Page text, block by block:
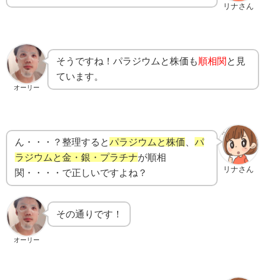
リナさん
オーリー
そうですね！パラジウムと株価も順相関 と見
ています。
リナさん
ん・・・？整理するとパラジウムと株価
パ
ラジウムと金・銀・プラチナが順相
関・・・・で正しいですよね？
オーリー
その通りです！